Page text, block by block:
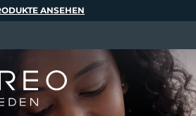
ANSEHEN